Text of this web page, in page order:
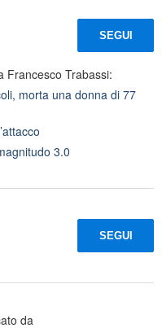
SEGUI
Francesco Trabassi:
morta una donna di 77
3.0
SEGUI
da